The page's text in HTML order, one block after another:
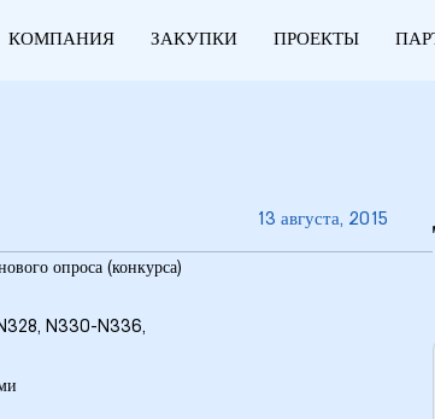
КОМПАНИЯ ЗАКУПКИ ПРОЕКТЫ
13 августа, 2015
опроса (конкурса)
N330-N336,